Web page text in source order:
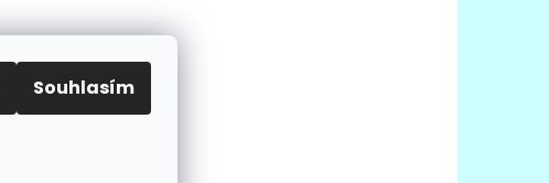
Souhlasím